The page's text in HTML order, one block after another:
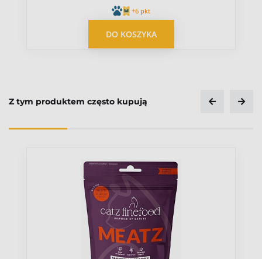
OPUBLIKUJ OPINIĘ
+6 pkt
DO KOSZYKA
Z tym produktem często kupują